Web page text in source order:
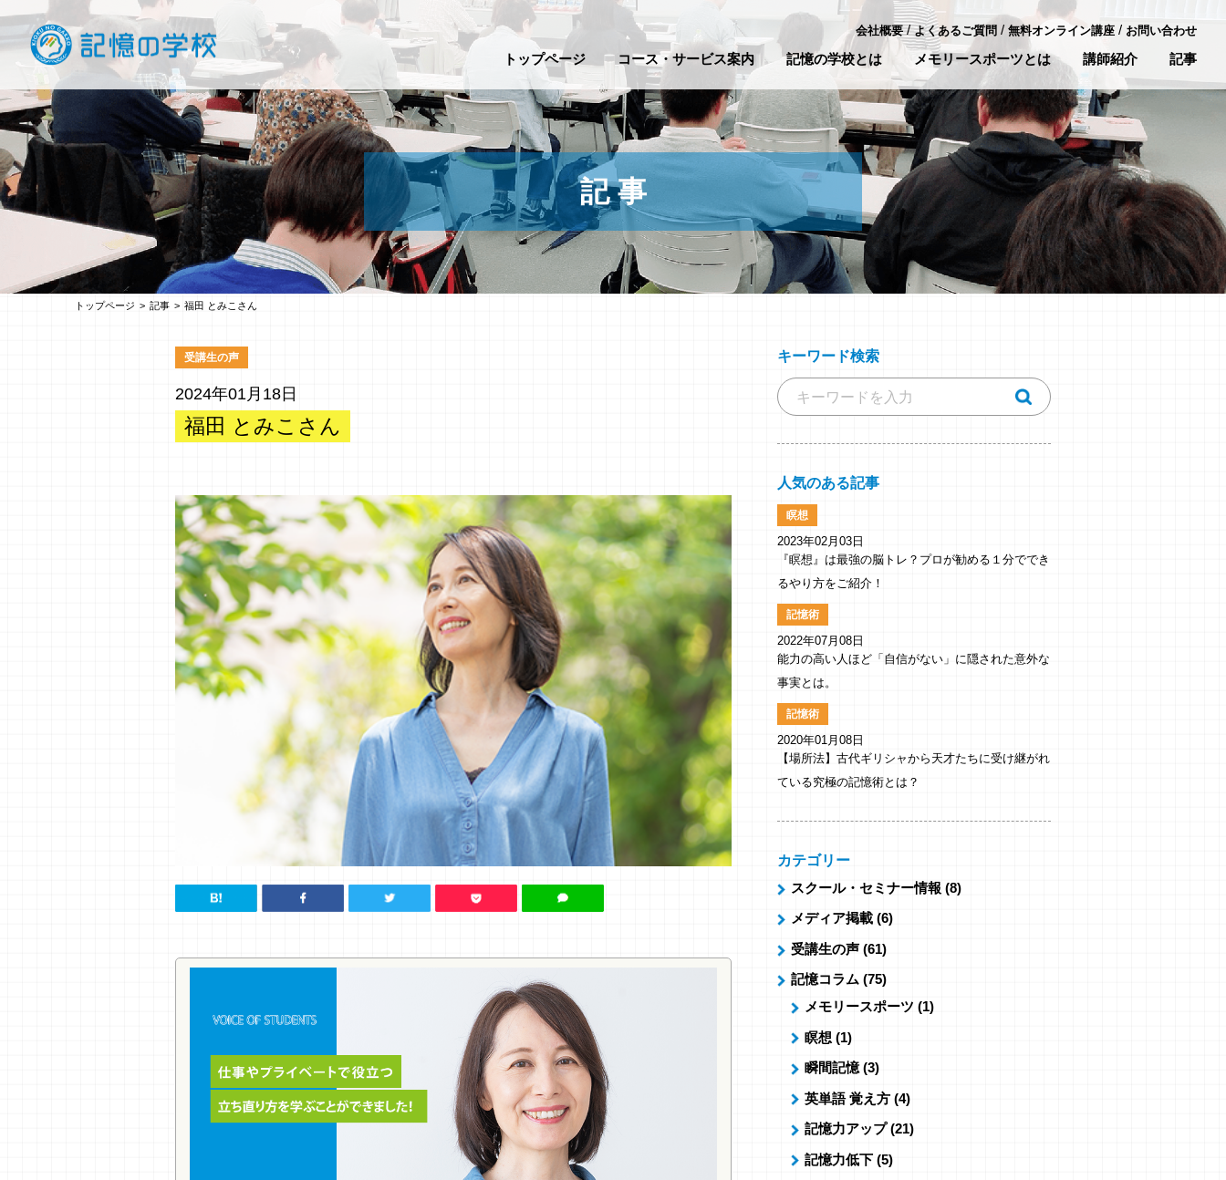
会社概要 / よくあるご質問 / 無料オンライン講座 / お問い合わせ
トップページ コース・サービス案内 記憶の学校とは メモリースポーツとは 講師紹介 記事
記 事
トップページ 記事 福田 とみこさん
受講生の声
2024年01月18日
福田 とみこさん
キーワード検索
人気のある記事
瞑想
2023年02月03日
『瞑想』は最強の脳トレ？プロが勧める１分ででき
るやり方をご紹介！
記憶術
2022年07月08日
能力の高い人ほど「自信がない」に隠された意外な
事実とは。
記憶術
2020年01月08日
【場所法】古代ギリシャから天才たちに受け継がれ
ている究極の記憶術とは？
カテゴリー
スクール・セミナー情報 (8)
メディア掲載 (6)
受講生の声 (61)
記憶コラム (75)
メモリースポーツ (1)
瞑想 (1)
瞬間記憶 (3)
英単語 覚え方 (4)
記憶力アップ(21)
記憶力低下 (5)